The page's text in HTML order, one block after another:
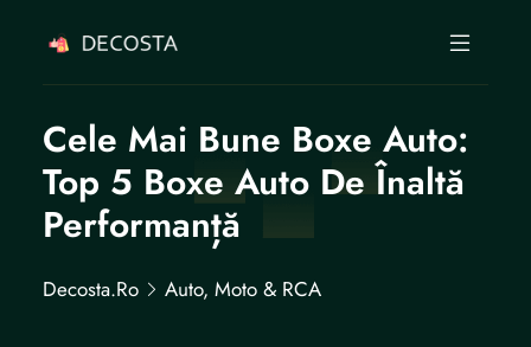
Cele Mai Bune Boxe Auto:
Top 5 Boxe Auto De Înaltă
Performanță
Decosta.ro Auto, Moto & RCA